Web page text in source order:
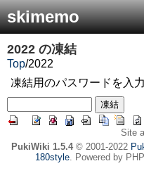
skimemo
2022 の凍結
Top/2022
凍結用のパスワードを入
Site
PukiWiki 1.5.4© 2001-2022
180style. Powered by